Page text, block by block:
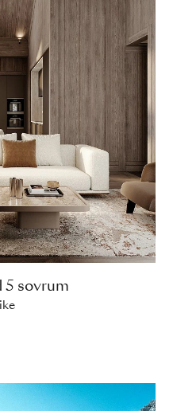
5 sovrum